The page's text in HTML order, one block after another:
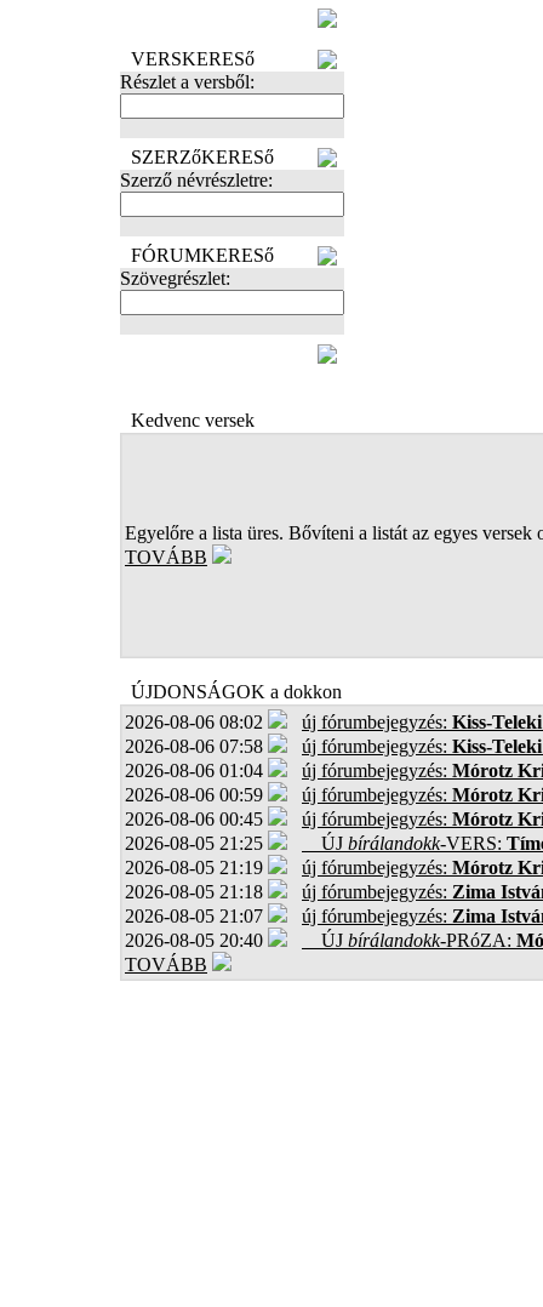
VERSKERESő
Részlet a versből:
SZERZőKERESő
Szerző névrészletre:
FÓRUMKERESő
Szövegrészlet:
Kedvenc versek
Egyelőre a lista üres. Bővíteni a listát az egyes versek
TOVÁBB
ÚJDONSÁGOK a dokkon
2026-08-06 08:02
új fórumbejegyzés: Kiss-
2026-08-06 07:58
új fórumbejegyzés: Kiss-
2026-08-06 01:04
új fórumbejegyzés: Mórotz
2026-08-06 00:59
új fórumbejegyzés: Mórotz
2026-08-06 00:45
új fórumbejegyzés: Mórotz
2026-08-05 21:25
ÚJ bírálandokk-VERS:
2026-08-05 21:19
új fórumbejegyzés: Mórotz
2026-08-05 21:18
új fórumbejegyzés: Zima
2026-08-05 21:07
új fórumbejegyzés: Zima
2026-08-05 20:40
ÚJ bírálandokk-PRóZA:
TOVÁBB